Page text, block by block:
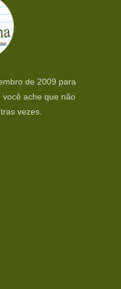
de 2009 para
ache que não
vezes.